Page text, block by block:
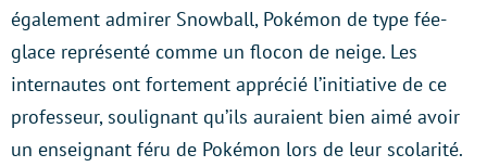
également admirer Snowball, Pokémon de type fée-
glace représenté comme un flocon de neige. Les
internautes ont fortement apprécié l’initiative de ce
professeur, soulignant qu’ils auraient bien aimé avoir
un enseignant féru de Pokémon lors de leur scolarité.